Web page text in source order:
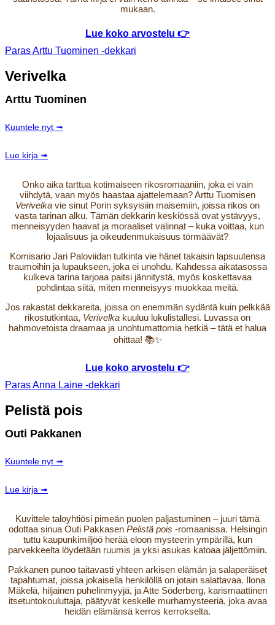
mukaan.
Lue koko arvostelu 👉
Paras Arttu Tuominen -dekkari
Verivelka
Arttu Tuominen
Kuuntele nyt ➟
Lue kirja ➟
Onko aika tarttua kotimaiseen rikosromaaniin, joka ei vain
viihdytä, vaan myös haastaa ajattelemaan? Arttu Tuomisen
Verivelka vie sinut Porin syksyisiin maisemiin, joissa rikos on
vasta tarinan alku. Tämän dekkarin keskiössä ovat ystävyys,
menneisyyden haavat ja moraaliset valinnat – kuka voittaa, kun
lojaalisuus ja oikeudenmukaisuus törmäävät?
Komisario Jari Paloviidan tutkinta vie hänet takaisin lapsuutensa
traumoihin ja lupaukseen, joka ei unohdu. Kahdessa aikatasossa
kulkeva tarina tarjoaa paitsi jännitystä, myös koskettavaa
pohdintaa siitä, miten menneisyys muokkaa meitä.
Jos rakastat dekkareita, joissa on enemmän sydäntä kuin pelkkää
rikostutkintaa, Verivelka kuuluu lukulistallesi. Luvassa on
hahmovetoista draamaa ja unohtumattomia hetkiä – tätä et halua
ohittaa! 📚✨
Lue koko arvostelu 👉
Paras Anna Laine -dekkari
Pelistä pois
Outi Pakkanen
Kuuntele nyt ➟
Lue kirja ➟
Kuvittele taloyhtiösi pimeän puolen paljastuminen – juuri tämä
odottaa sinua Outi Pakkasen Pelistä pois -romaanissa. Helsingin
tuttu kaupunkimiljöö herää eloon mysteerin ympärillä, kun
parvekkeelta löydetään ruumis ja yksi asukas katoaa jäljettömiin.
Pakkanen punoo taitavasti yhteen arkisen elämän ja salaperäiset
tapahtumat, joissa jokaisella henkilöllä on jotain salattavaa. Ilona
Mäkelä, hiljainen puhelinmyyjä, ja Atte Söderberg, karismaattinen
itsetuntokouluttaja, päätyvät keskelle murhamysteeriä, joka avaa
heidän elämänsä kerros kerrokselta.